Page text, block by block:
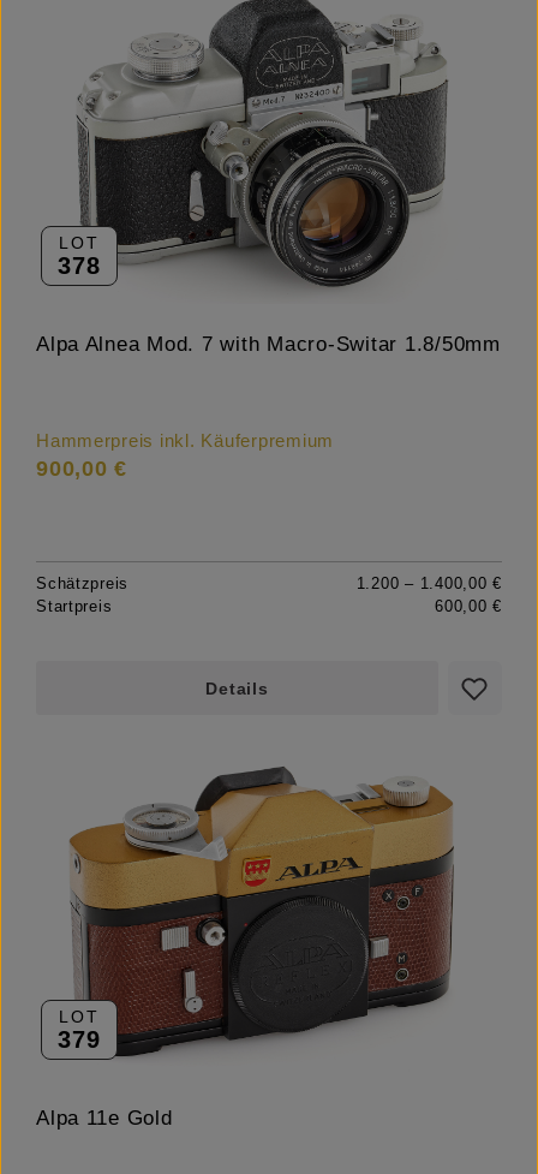
LOT
378
Alpa Alnea Mod. 7 with Macro-Switar 1.8/50mm
Hammerpreis inkl. Käuferpremium
900,00 €
Schätzpreis
1.200 – 1.400,00 €
Startpreis
600,00 €
Details
LOT
379
Alpa 11e Gold